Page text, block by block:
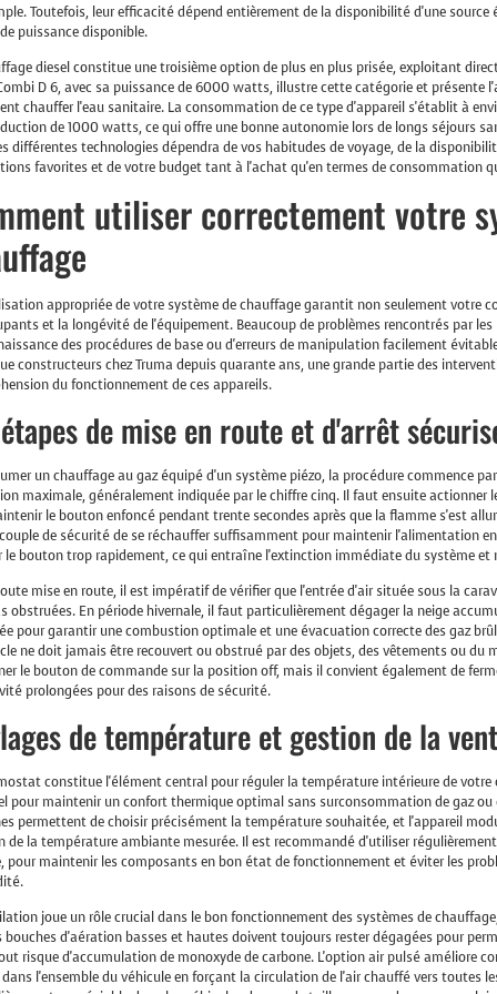
Toutefois, leur efficacité dépend entièrement de la disponibilité d'une source
puissance disponible.
diesel constitue une troisième option de plus en plus prisée, exploitant
D 6, avec sa puissance de 6000 watts, illustre cette catégorie et présente
chauffer l'eau sanitaire. La consommation de ce type d'appareil s'établit à
de 1000 watts, ce qui offre une bonne autonomie lors de longs séjours
différentes technologies dépendra de vos habitudes de voyage, de la
favorites et de votre budget tant à l'achat qu'en termes de consommation
utiliser correctement votre
appropriée de votre système de chauffage garantit non seulement votre
et la longévité de l'équipement. Beaucoup de problèmes rencontrés par
des procédures de base ou d'erreurs de manipulation facilement
constructeurs chez Truma depuis quarante ans, une grande partie des
du fonctionnement de ces appareils.
de mise en route et d'arrêt
un chauffage au gaz équipé d'un système piézo, la procédure commence
maximale, généralement indiquée par le chiffre cinq. Il faut ensuite actionner
le bouton enfoncé pendant trente secondes après que la flamme s'est
de sécurité de se réchauffer suffisamment pour maintenir l'alimentation
le bouton trop rapidement, ce qui entraîne l'extinction immédiate du système et
mise en route, il est impératif de vérifier que l'entrée d'air située sous la
obstruées. En période hivernale, il faut particulièrement dégager la neige
pour garantir une combustion optimale et une évacuation correcte des gaz
ne doit jamais être recouvert ou obstrué par des objets, des vêtements ou du
le bouton de commande sur la position off, mais il convient également de
prolongées pour des raisons de sécurité.
de température et gestion de la
constitue l'élément central pour réguler la température intérieure de
pour maintenir un confort thermique optimal sans surconsommation de gaz ou
permettent de choisir précisément la température souhaitée, et l'appareil
de la température ambiante mesurée. Il est recommandé d'utiliser
pour maintenir les composants en bon état de fonctionnement et éviter les
joue un rôle crucial dans le bon fonctionnement des systèmes de
bouches d'aération basses et hautes doivent toujours rester dégagées pour
risque d'accumulation de monoxyde de carbone. L'option air pulsé améliore
l'ensemble du véhicule en forçant la circulation de l'air chauffé vers toutes